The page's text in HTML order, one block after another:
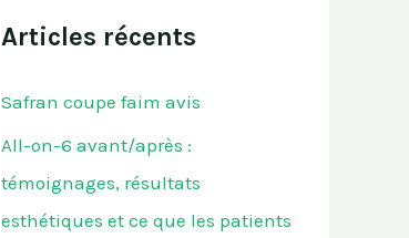
Articles récents
Safran coupe faim avis
All-on-6 avant/après :
témoignages, résultats
esthétiques et ce que les patients